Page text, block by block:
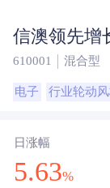
信澳领先增
610001 混合型
电子 行业轮动
日涨幅
5.63%